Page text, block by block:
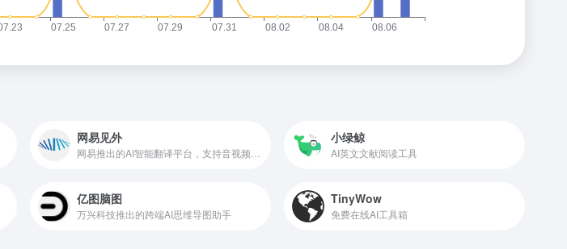
网易见外 小绿鲸
AI英文文献阅读工具
亿图脑图
万兴科技推出的跨端AI思维导图助手
TinyWow
免费在线AI工具箱